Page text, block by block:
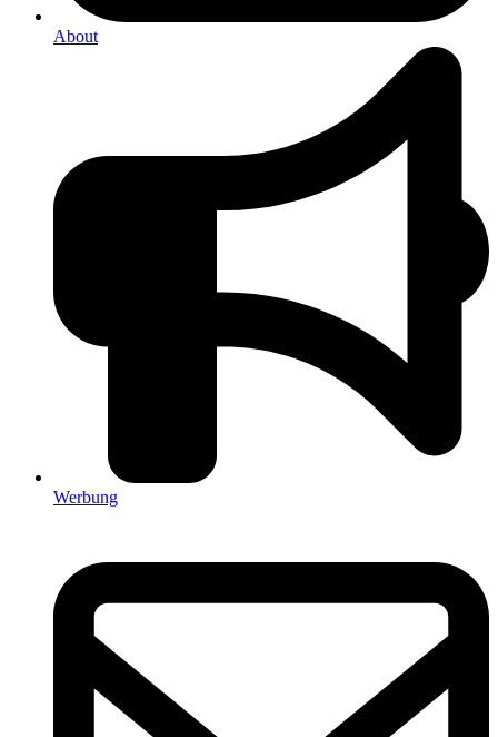
About
Werbung